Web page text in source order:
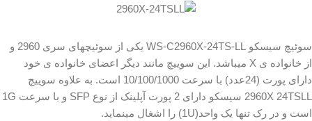
سوئیچ سیسکو WS-C2960X-24TS-LL یکی از سوئیچهای سری 2960 و
از خانواده ی X میباشد. این سوییچ مانند دیگر اعضای خانواده ی خود
دارای پورت (24عدد) با سرعت 10/100/1000 است. به علاوه سوییچ
2960X 24TSLL سیسکو دارای 2 پورت آپلینک از نوع SFP و با سرعت 1G
است و در رک تنها یک واحد(1U) را اشغال مینماید.